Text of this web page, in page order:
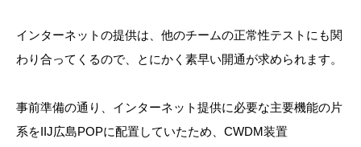
インターネットの提供は、他のチームの正常性テストにも関
わり合ってくるので、とにかく素早い開通が求められます。
事前準備の通り、インターネット提供に必要な主要機能の片
系をIIJ広島POPに配置していたため、CWDM装置